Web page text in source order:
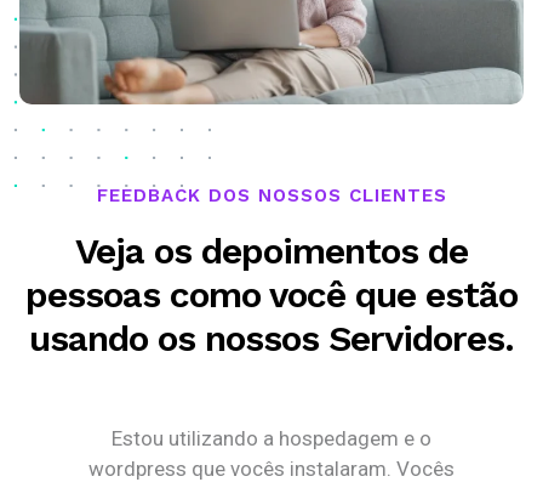
FEEDBACK DOS NOSSOS CLIENTES
Veja os depoimentos de
pessoas como você que estão
usando os nossos Servidores.
Estou utilizando a hospedagem e o
wordpress que vocês instalaram. Vocês